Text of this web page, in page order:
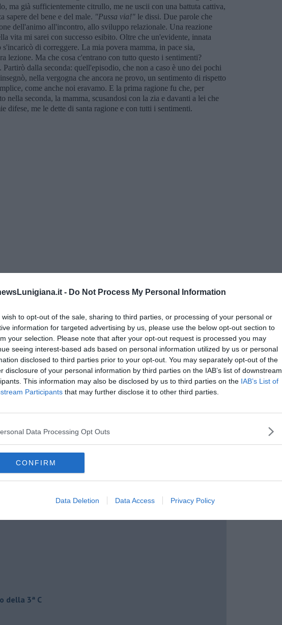
- Do Not Process My Personal Information
wish to opt-out of the sale, sharing to third parties, or processing of your personal or
information for targeted advertising by us, please use the below opt-out section to
your selection. Please note that after your opt-out request is processed you may
seeing interest-based ads based on personal information utilized by us or personal
disclosed to third parties prior to your opt-out. You may separately opt-out of the
disclosure of your personal information by third parties on the IAB’s list of downstream
This information may also be disclosed by us to third parties on the IAB’s List of
Participants that may further disclose it to other third parties.
Data Processing Opt Outs
CONFIRM
Data Deletion Data Access Privacy Policy
ma già sufficientemente citrullo, me ne uscii con una battuta cattiva,
sapere del bene e del male. "Pussa via!" le dissi. Due parole che
dell'animo all'incontro, allo sviluppo relazionale. Una reazione
vita mi sarei con successo esibito. Oltre che un'evidente, innata
di correggere. La mia povera mamma, in pace sia,
lezione. Ma che cosa c'entrano con tutto questo i sentimenti?
dalla seconda: quell'episodio, che non a caso è uno dei pochi
nella vergogna che ancora ne provo, un sentimento di rispetto
come anche noi eravamo. E la prima ragione fu che, per
nella seconda, la mamma, scusandosi con la zia e davanti a lei che
difese, me le dette di santa ragione e con tutti i sentimenti.
domenica” di Marco Celati
della 3ª C